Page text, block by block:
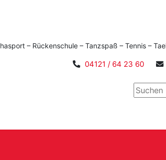
– Rückenschule – Tanzspaß – Tennis –
04121 / 64 23 60